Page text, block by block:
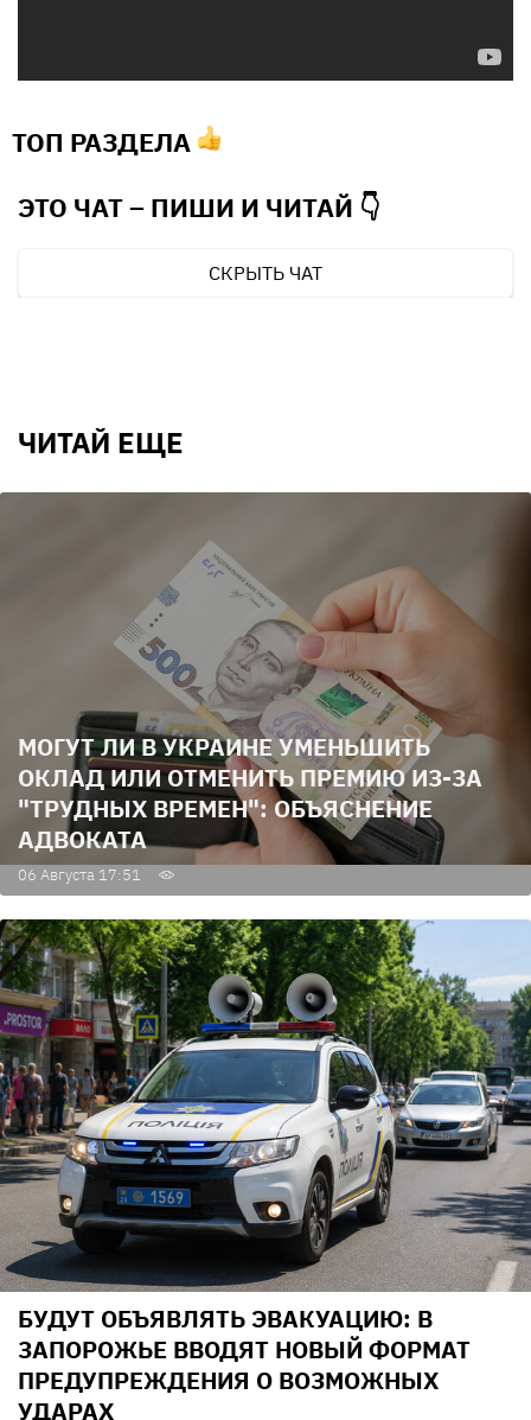
ТОП РАЗДЕЛА
ЭТО ЧАТ – ПИШИ И ЧИТАЙ 👇
СКРЫТЬ ЧАТ
ЧИТАЙ ЕЩЕ
МОГУТ ЛИ В УКРАИНЕ УМЕНЬШИТЬ
ОКЛАД ИЛИ ОТМЕНИТЬ ПРЕМИЮ ИЗ-ЗА
"ТРУДНЫХ ВРЕМЕН": ОБЪЯСНЕНИЕ
АДВОКАТА
06 Августа 17:51
БУДУТ ОБЪЯВЛЯТЬ ЭВАКУАЦИЮ: В
ЗАПОРОЖЬЕ ВВОДЯТ НОВЫЙ ФОРМАТ
ПРЕДУПРЕЖДЕНИЯ О ВОЗМОЖНЫХ
УДАРАХ